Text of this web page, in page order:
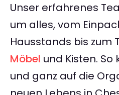
Unser erfahrenes
um alles, vom
Hausstands bis zum
Möbel und Kisten.
und ganz auf die